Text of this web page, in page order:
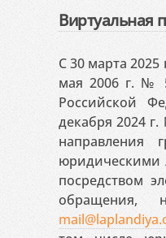
Виртуальная
С 30 марта
мая 2006 г. №
Российской
декабря 2024
юридическими
посредством
обращения,